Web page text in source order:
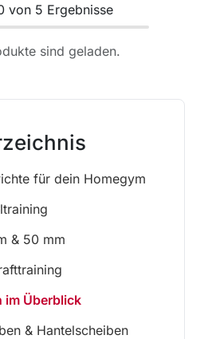
von 5 Ergebnisse
sind geladen.
für dein Homegym
& 50 mm
im Überblick
& Hantelscheiben